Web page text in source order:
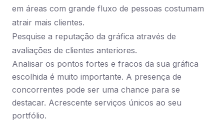
em áreas com grande fluxo de pessoas costumam
atrair mais clientes.
Pesquise a reputação da gráfica através de
avaliações de clientes anteriores.
Analisar os pontos fortes e fracos da sua gráfica
escolhida é muito importante. A presença de
concorrentes pode ser uma chance para se
destacar. Acrescente serviços únicos ao seu
portfólio.